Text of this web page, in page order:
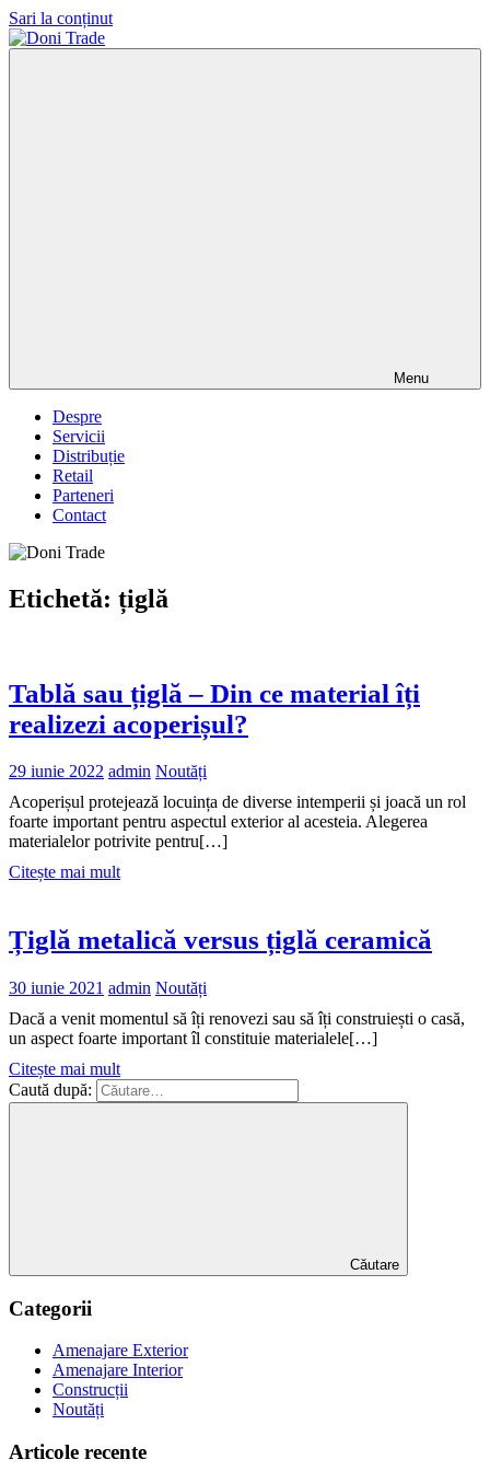
Sari la conținut
Menu
Despre
Servicii
Distribuție
Retail
Parteneri
Contact
Etichetă: țiglă
Tablă sau țiglă – Din ce material îți
realizezi acoperișul?
29 iunie 2022 admin Noutăți
Acoperișul protejează locuința de diverse intemperii și joacă un rol
foarte important pentru aspectul exterior al acesteia. Alegerea
materialelor potrivite pentru[…]
Citește mai mult
Țiglă metalică versus țiglă ceramică
30 iunie 2021 admin Noutăți
Dacă a venit momentul să îți renovezi sau să îți construiești o casă,
un aspect foarte important îl constituie materialele[…]
Citește mai mult
Caută după:
Căutare
Categorii
Amenajare Exterior
Amenajare Interior
Construcții
Noutăți
Articole recente